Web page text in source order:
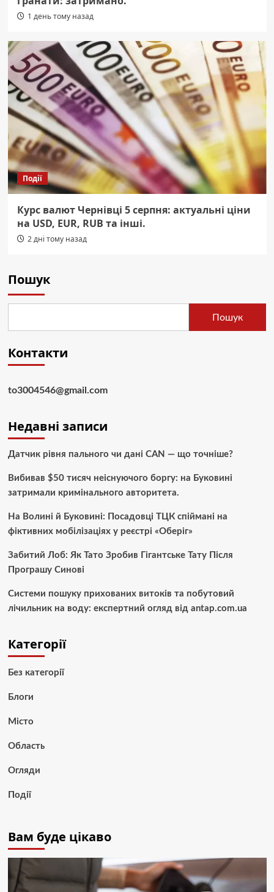
1 день тому назад
Події
Курс валют Чернівці 5 серпня: актуальні ціни
на USD, EUR, RUB та інші.
2 дні тому назад
Пошук
Пошук
Контакти
to3004546@gmail.com
Недавні записи
Датчик рівня пального чи дані CAN — що точніше?
Вибивав $50 тисяч неіснуючого боргу: на Буковині
затримали кримінального авторитета.
На Волині й Буковині: Посадовці ТЦК спіймані на
фіктивних мобілізаціях у реєстрі «Оберіг»
Забитий Лоб: Як Тато Зробив Гігантське Тату Після
Програшу Синові
Системи пошуку прихованих витоків та побутовий
лічильник на воду: експертний огляд від antap.com.ua
Категорії
Без категорії
Блоги
Місто
Область
Огляди
Події
Вам буде цікаво